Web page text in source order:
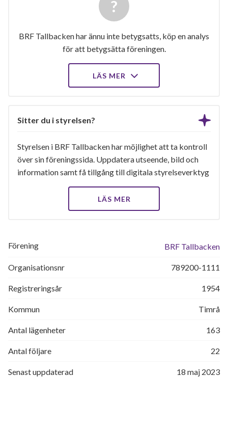
BRF Tallbacken har ännu inte betygsatts, köp en analys
för att betygsätta föreningen.
LÄS MER
Sitter du i styrelsen?
Styrelsen i BRF Tallbacken har möjlighet att ta kontroll
över sin föreningssida. Uppdatera utseende, bild och
information samt få tillgång till digitala styrelseverktyg
LÄS MER
Förening BRF Tallbacken
Organisationsnr 789200-1111
Registreringsår 1954
Kommun Timrå
Antal lägenheter 163
Antal följare 22
Senast uppdaterad 18 maj 2023